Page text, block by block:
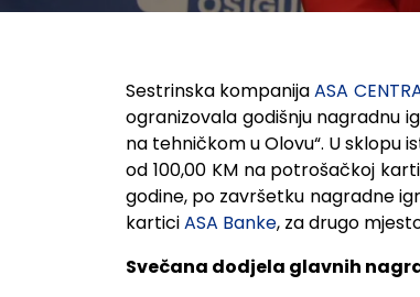
Sestrinska kompanijaASA
ogranizovala godišnju nagradnu
na tehničkom u Olovu“. U sklopu
od 100,00 KM na potrošačkoj
godine, po završetku nagradne
karticiASA Banke, za drugo
Svečana dodjela glavnih